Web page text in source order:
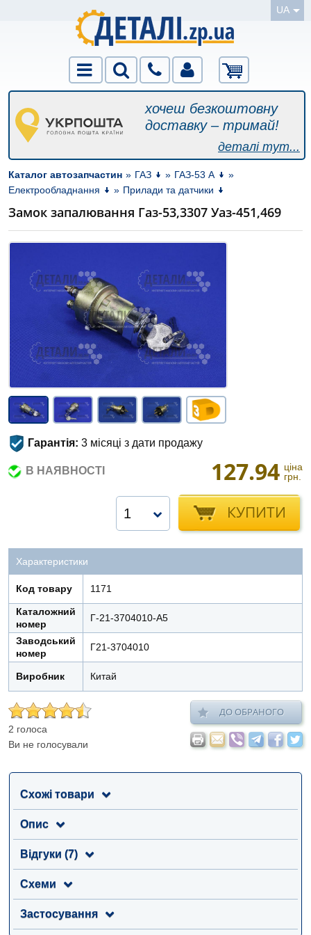
UA
хочеш безкоштовну
доставку – тримай!
деталі тут...
Каталог автозапчастин » ГАЗ » ГАЗ-53 А
»
Електрообладнання
» Прилади та датчики
Замок запалювання Газ-53,3307 Уаз-451,469
Гарантія: 3 місяці з дати продажу
В НАЯВНОСТІ 127.94 ціна
грн.
КУПИТИ
1
Характеристики
Код товару 1171
Каталожний
номер
Г-21-3704010-А5
Заводський
номер
Г21-3704010
Виробник Китай
2 голоса
Ви не голосували
ДО ОБРАНОГО
Схожі товари
Опис
Відгуки (7)
Схеми
Застосування